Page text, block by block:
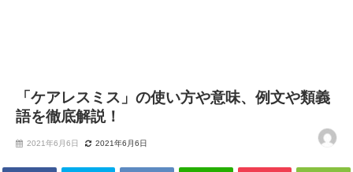
「ケアレスミス」の使い方や意味、例文や類義
語を徹底解説！
2021年6月6日 2021年6月6日